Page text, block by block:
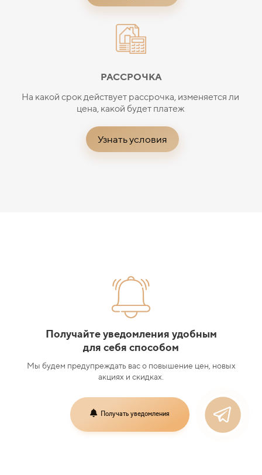
РАССРОЧКА
На какой срок действует рассрочка, изменяется ли
цена, какой будет платеж
Узнать условия
Получайте уведомления удобным
для себя способом
Мы будем предупреждать вас о повышение цен, новых
акциях и скидках.
Получать уведомления